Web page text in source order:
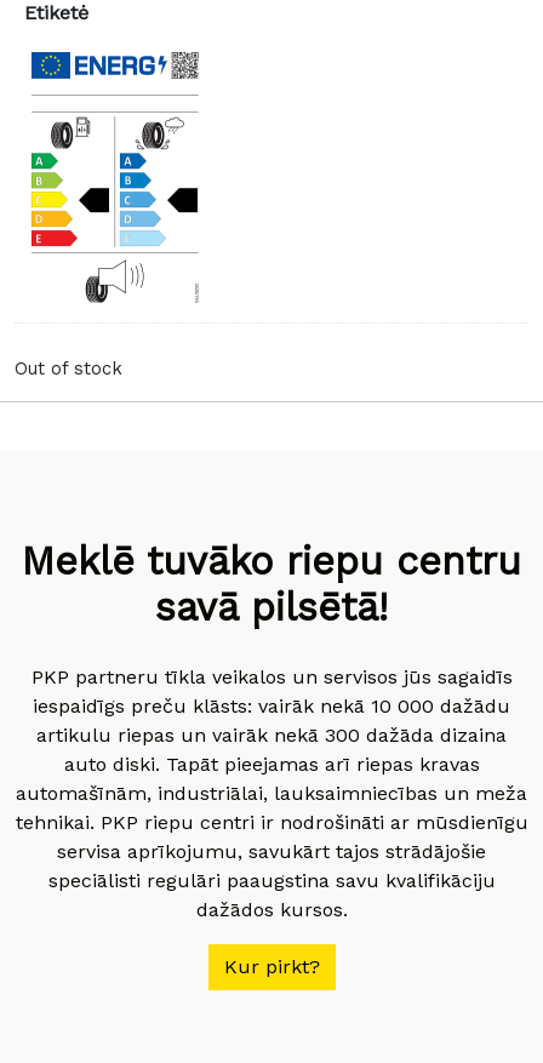
Etiketė
Out of stock
Meklē tuvāko riepu centru
savā pilsētā!
PKP partneru tīkla veikalos un servisos jūs sagaidīs
iespaidīgs preču klāsts: vairāk nekā 10 000 dažādu
artikulu riepas un vairāk nekā 300 dažāda dizaina
auto diski. Tapāt pieejamas arī riepas kravas
automašīnām, industriālai, lauksaimniecības un meža
tehnikai. PKP riepu centri ir nodrošināti ar mūsdienīgu
servisa aprīkojumu, savukārt tajos strādājošie
speciālisti regulāri paaugstina savu kvalifikāciju
dažādos kursos.
Kur pirkt?